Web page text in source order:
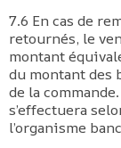
7.6 En cas de
retournés, le
montant
du montant des
de la
s’effectuera
l’organisme